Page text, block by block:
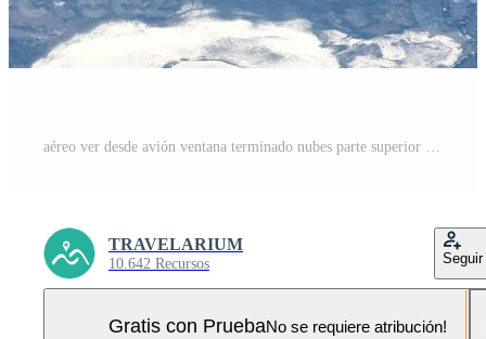
TRAVELARIUM
10.642 Recursos Seguir
Gratis con PruebaNo se requiere atribución!